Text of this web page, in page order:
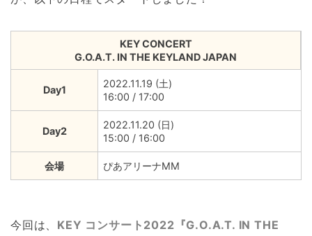
KEY CONCERT
G.O.A.T. IN THE KEYLAND JAPAN
Day1
2022.11.19 (土)
16:00 / 17:00
Day2
2022.11.20 (日)
15:00 / 16:00
会場 ぴあアリーナMM
今回は、 KEY コンサート2022『G.O.A.T. IN THE